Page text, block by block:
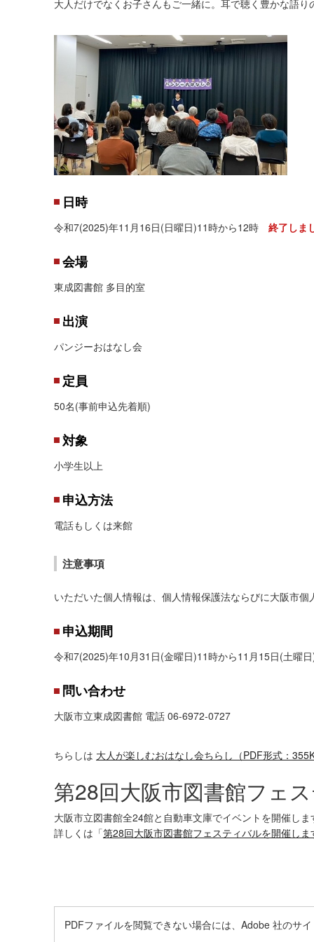
大人だけでなくお子さんもご一緒に。耳で聴く豊かな語
日時
令和7(2025)年11月16日(日曜日)11時から12時 終了しま
会場
東成図書館 多目的室
出演
パンジーおはなし会
定員
50名(事前申込先着順)
対象
小学生以上
申込方法
電話もしくは来館
注意事項
いただいた個人情報は、個人情報保護法ならびに大阪市
申込期間
令和7(2025)年10月31日(金曜日)11時から11月15日(土曜
問い合わせ
大阪市立東成図書館 電話 06-6972-0727
ちらしは 大人が楽しむおはなし会ちらし（PDF形式：
第28回大阪市図書館フェ
大阪市立図書館全24館と自動車文庫でイベントを開催しま
詳しくは「第28回大阪市図書館フェスティバルを開催しま
PDFファイルを閲覧できない場合には、Adobe 社のサ